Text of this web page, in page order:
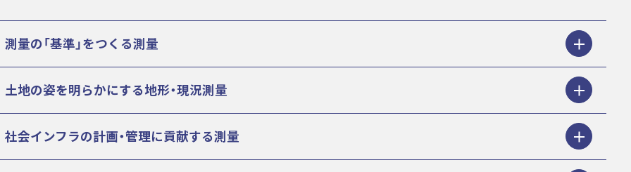
測量の「基準」をつくる測量
土地の姿を明らかにする地形・現況測量
社会インフラの計画・管理に貢献する測量